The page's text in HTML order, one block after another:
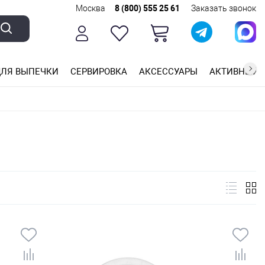
Москва 8 (800) 555 25 61 Заказать звонок
ВЫПЕЧКИ СЕРВИРОВКА АКСЕССУАРЫ АКТИВНЫЙ